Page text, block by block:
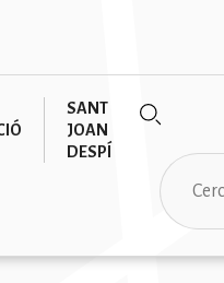
SANT
JOAN
DESPÍ
Cerca